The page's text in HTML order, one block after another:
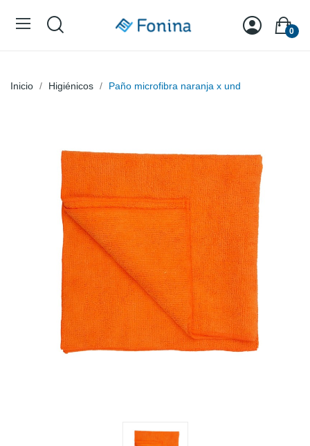
0
Inicio Higiénicos Paño microfibra naranja x und